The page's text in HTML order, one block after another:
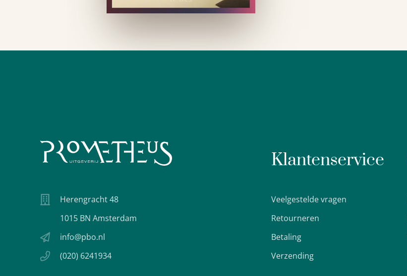
Herengracht 48
1015 BN Amsterdam
info@pbo.nl
(020) 6241934
Klantenservice
Veelgestelde vragen
Retourneren
Betaling
Verzending